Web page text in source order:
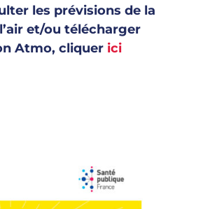
les prévisions de la
et/ou télécharger
Atmo, cliquer ici